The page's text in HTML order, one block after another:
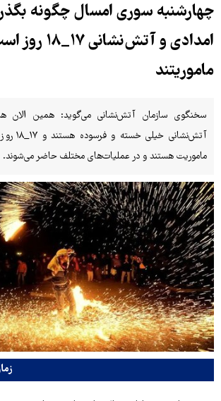
چهارشنبه سوری امسال چگونه
امدادی و
ماموریتند
سخنگوی سازمان آتش‌نشانی می‌گوید: همین الان
ماموریت هستند و در عملیات‌های مختلف حاضر می‌شوند.